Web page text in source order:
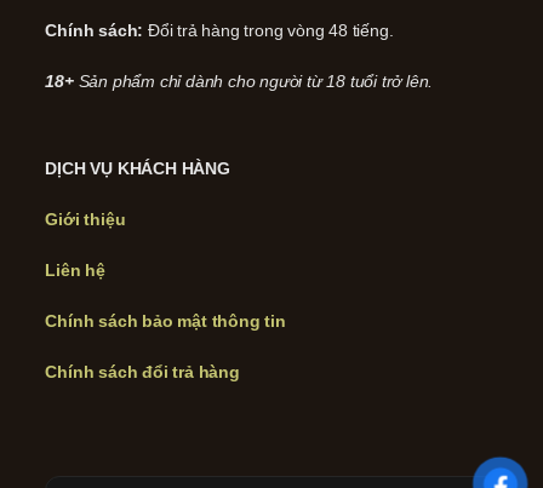
Chính sách: Đổi trả hàng trong vòng 48 tiếng.
18+ Sản phẩm chỉ dành cho người từ 18 tuổi trở lên.
DỊCH VỤ KHÁCH HÀNG
Giới thiệu
Liên hệ
Chính sách bảo mật thông tin
Chính sách đổi trả hàng